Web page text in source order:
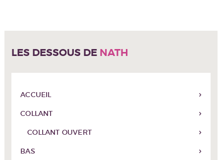
LES DESSOUS DE NATH
ACCUEIL
COLLANT
COLLANT OUVERT
BAS